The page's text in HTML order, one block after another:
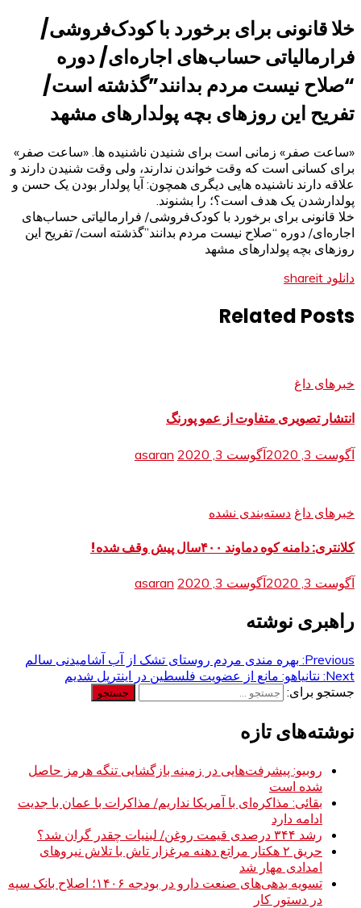
خلا قانونی برای برخورد با کودک‌فروشی/
فرارمالیاتی حساب‌های اجاره‌ای/ دوره
“صلاح نیست مردم بدانند”گذشته است/
تفریح این روزهای بچه پولدارهای مشهد
«ساعت صفر» زمانی است برای شنیدن ناشنیده ها. «ساعت صفر»
برای کسانی است که وقت خواندن ندارند، ولی وقت شنیدن دارند و
علاقه دارند ناشنیده هایی دیگری همچون: آیا پولدار بودن یک حسن و
پولدارشدن یک هدف است؟؛ را بشنوند.
خلا قانونی برای برخورد با کودک‌فروشی/ فرارمالیاتی حساب‌های
اجاره‌ای/ دوره “صلاح نیست مردم بدانند”گذشته است/ تفریح این
روزهای بچه پولدارهای مشهد
دانلود shareit
Related Posts
خبرهای داغ
انتشار تصویری متفاوت از عمو پورنگ
آگوست 3, 2020 آگوست 3, 2020 asaran
خبرهای داغ دسته‌بندی نشده
کلانتری: دامنه کوه دماوند ۴۰۰سال پیش وقف شده!
آگوست 3, 2020 آگوست 3, 2020 asaran
راهبری نوشته
Previous: بهره مندی مردم روستای تشک از آب آشامیدنی سالم
Next: نتانیاهو: مانع از عضویت فلسطین در اینترپل شدیم
جستجو برای:
نوشته‌های تازه
روبیو: پیشرفت‌هایی در زمینه بازگشایی تنگه هرمز حاصل
شده است
بقائی: مذاکره‌ای با آمریکا نداریم/ مذاکرات با عمان با جدیت
ادامه دارد
رشد ۳۴۴ درصدی قیمت روغن/ لبنیات چقدر گران شد؟
حریق ۲ هکتار مراتع دهنه مرغزار تاش با تلاش نیروهای
امدادی مهار شد
تسویه بدهی‌های صنعت دارو در بودجه ۱۴۰۶؛ اصلاح بانک سپه
در دستور کار